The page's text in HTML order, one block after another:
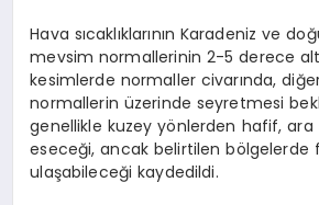
Hava sıcaklıklarının Karadeniz ve
mevsim normallerinin 2-5 derece
kesimlerde normaller civarında,
normallerin üzerinde seyretmesi
genellikle kuzey yönlerden hafif, ara
eseceği, ancak belirtilen bölgelerde
ulaşabileceği kaydedildi.